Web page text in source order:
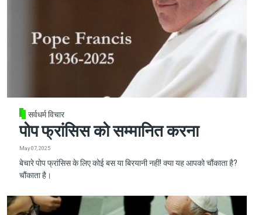
सर्वधर्म विचार
पोप फ्रांसिस को सम्मानित करना
May 07, 2025
बेचारे पोप फ्रांसिस के लिए कोई बस या बिरयानी नहीं! क्या यह आपको चौंकाता है?
चौंकाता है।